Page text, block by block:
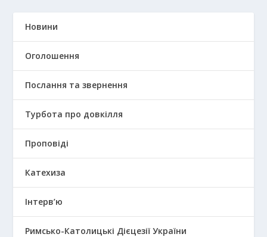
Новини
Оголошення
Послання та звернення
Турбота про довкілля
Проповіді
Катехиза
Інтерв’ю
Римсько-Католицькі Дієцезії України